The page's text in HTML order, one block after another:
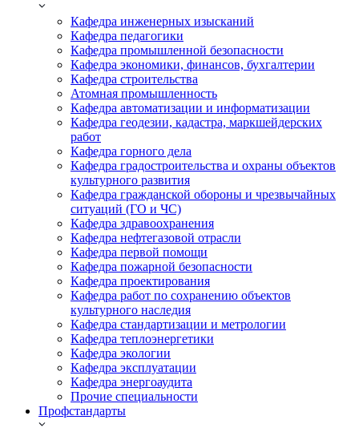
Кафедра инженерных изысканий
Кафедра педагогики
Кафедра промышленной безопасности
Кафедра экономики, финансов, бухгалтерии
Кафедра строительства
Атомная промышленность
Кафедра автоматизации и информатизации
Кафедра геодезии, кадастра, маркшейдерских
работ
Кафедра горного дела
Кафедра градостроительства и охраны объектов
культурного развития
Кафедра гражданской обороны и чрезвычайных
ситуаций (ГО и ЧС)
Кафедра здравоохранения
Кафедра нефтегазовой отрасли
Кафедра первой помощи
Кафедра пожарной безопасности
Кафедра проектирования
Кафедра работ по сохранению объектов
культурного наследия
Кафедра стандартизации и метрологии
Кафедра теплоэнергетики
Кафедра экологии
Кафедра эксплуатации
Кафедра энергоаудита
Прочие специальности
Профстандарты